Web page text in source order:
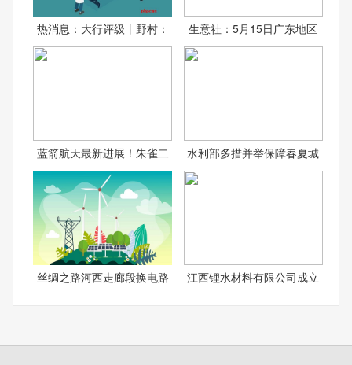
热消息：大行评级丨野村： 生意社：5月15日广东地区
蓝箭航天最新进展！朱雀二 水利部多措并举保障春夏城
丝绸之路河西走廊段换电路 江西锂水材料有限公司成立